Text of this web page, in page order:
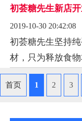
初荟糖先生新店
2019-10-30 20:42:08
初荟糖先生坚持
材，只为释放食物
首页 1 2 3